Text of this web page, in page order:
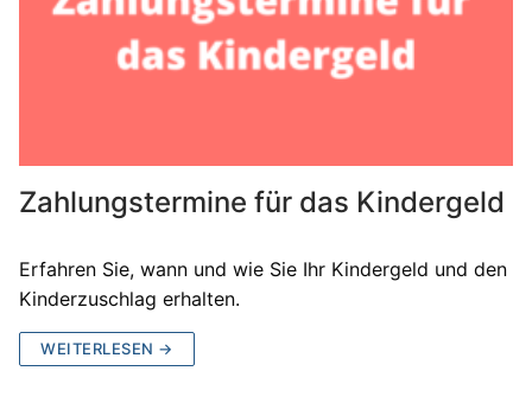
Zahlungstermine für das Kindergeld
Erfahren Sie, wann und wie Sie Ihr Kindergeld und den
Kinderzuschlag erhalten.
WEITERLESEN →